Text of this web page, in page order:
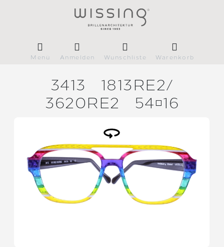
Menü Anmelden Wunschliste Warenkorb
3413
1813RE2/
3620RE2
5416